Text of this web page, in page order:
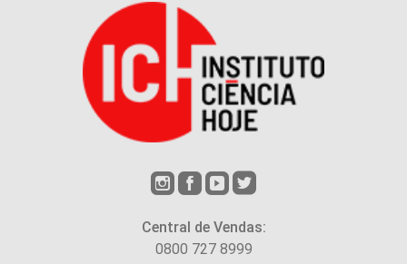
Central de Vendas:
0800 727 8999